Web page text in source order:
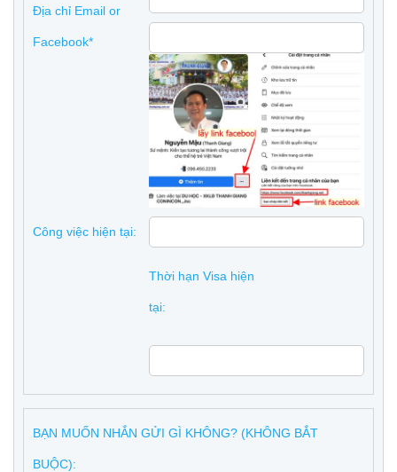
Địa chỉ Email or
Facebook*
Công việc hiện tại:
Thời hạn Visa hiện
tại:
BẠN MUỐN NHẮN GỬI GÌ KHÔNG? (KHÔNG BẮT
BUỘC):